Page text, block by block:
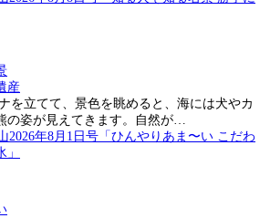
産
を立てて、景色を眺めると、海には犬やカ
の姿が見えてきます。自然が…